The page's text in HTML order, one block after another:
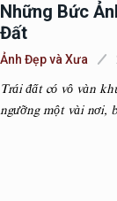
Những Bức
Đất
Ảnh Đẹp và Xưa
Trái đất có vô vàn
ngưỡng một vài nơi,